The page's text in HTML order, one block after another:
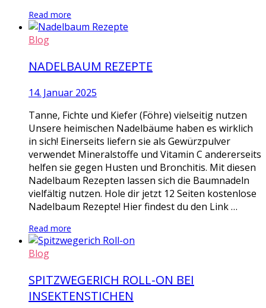
Read more
Blog
NADELBAUM REZEPTE
14. Januar 2025
Tanne, Fichte und Kiefer (Föhre) vielseitig nutzen
Unsere heimischen Nadelbäume haben es wirklich
in sich! Einerseits liefern sie als Gewürzpulver
verwendet Mineralstoffe und Vitamin C andererseits
helfen sie gegen Husten und Bronchitis. Mit diesen
Nadelbaum Rezepten lassen sich die Baumnadeln
vielfältig nutzen. Hole dir jetzt 12 Seiten kostenlose
Nadelbaum Rezepte! Hier findest du den Link …
Read more
Blog
SPITZWEGERICH ROLL-ON BEI
INSEKTENSTICHEN